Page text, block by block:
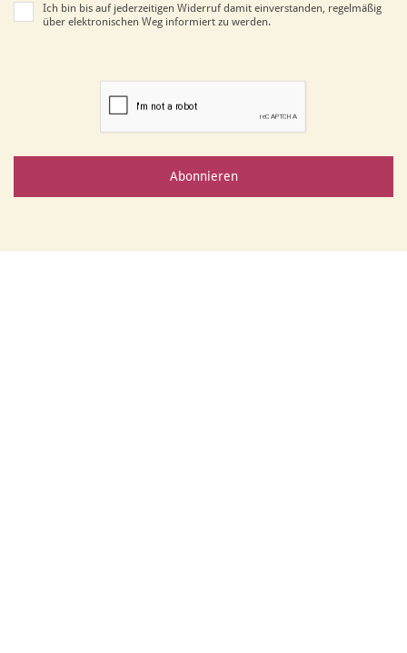
Ich bin bis auf jederzeitigen Widerruf damit einverstanden, regelmäßig
über elektronischen Weg informiert zu werden.
Abonnieren